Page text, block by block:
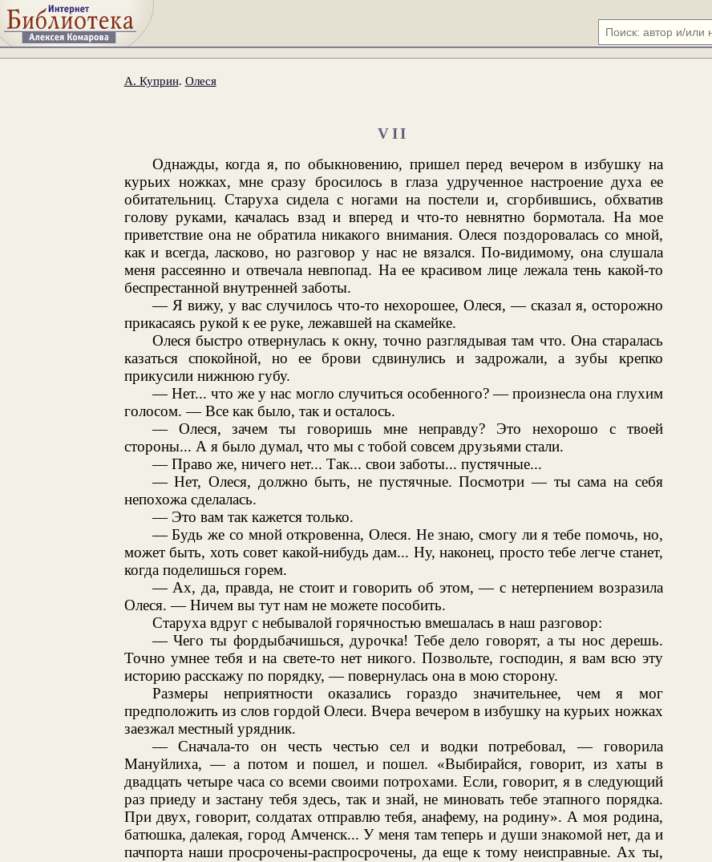
А. Куприн. Олеся
VII
Однажды, когда я, по обыкновению, пришел перед вечером в избушку на
курьих ножках, мне сразу бросилось в глаза удрученное настроение духа ее
обитательниц. Старуха сидела с ногами на постели и, сгорбившись, обхватив
голову руками, качалась взад и вперед и что-то невнятно бормотала. На мое
приветствие она не обратила никакого внимания. Олеся поздоровалась со мной,
как и всегда, ласково, но разговор у нас не вязался. По-видимому, она слушала
меня рассеянно и отвечала невпопад. На ее красивом лице лежала тень какой-то
беспрестанной внутренней заботы.
— Я вижу, у вас случилось что-то нехорошее, Олеся, — сказал я, осторожно
прикасаясь рукой к ее руке, лежавшей на скамейке.
Олеся быстро отвернулась к окну, точно разглядывая там что. Она старалась
казаться спокойной, но ее брови сдвинулись и задрожали, а зубы крепко
прикусили нижнюю губу.
— Нет... что же у нас могло случиться особенного? — произнесла она глухим
голосом. — Все как было, так и осталось.
— Олеся, зачем ты говоришь мне неправду? Это нехорошо с твоей
стороны... А я было думал, что мы с тобой совсем друзьями стали.
— Право же, ничего нет... Так... свои заботы... пустячные...
— Нет, Олеся, должно быть, не пустячные. Посмотри — ты сама на себя
непохожа сделалась.
— Это вам так кажется только.
— Будь же со мной откровенна, Олеся. Не знаю, смогу ли я тебе помочь, но,
может быть, хоть совет какой-нибудь дам... Ну, наконец, просто тебе легче станет,
когда поделишься горем.
— Ах, да, правда, не стоит и говорить об этом, — с нетерпением возразила
Олеся. — Ничем вы тут нам не можете пособить.
Старуха вдруг с небывалой горячностью вмешалась в наш разговор:
— Чего ты фордыбачишься, дурочка! Тебе дело говорят, а ты нос дерешь.
Точно умнее тебя и на свете-то нет никого. Позвольте, господин, я вам всю эту
историю расскажу по порядку, — повернулась она в мою сторону.
Размеры неприятности оказались гораздо значительнее, чем я мог
предположить из слов гордой Олеси. Вчера вечером в избушку на курьих ножках
заезжал местный урядник.
— Сначала-то он честь честью сел и водки потребовал, — говорила
Мануйлиха, — а потом и пошел, и пошел. «Выбирайся, говорит, из хаты в
двадцать четыре часа со всеми своими потрохами. Если, говорит, я в следующий
раз приеду и застану тебя здесь, так и знай, не миновать тебе этапного порядка.
При двух, говорит, солдатах отправлю тебя, анафему, на родину». А моя родина,
батюшка, далекая, город Амченск... У меня там теперь и души знакомой нет, да и
пачпорта наши просрочены-распросрочены, да еще к тому неисправные. Ах ты,